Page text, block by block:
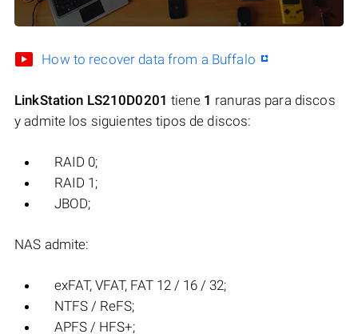
How to recover data from a Buffalo
LinkStation LS210D0201 tiene 1 ranuras para discos
y admite los siguientes tipos de discos:
RAID 0;
RAID 1;
JBOD;
NAS admite:
exFAT, VFAT, FAT 12 / 16 / 32;
NTFS / ReFS;
APFS / HFS+;